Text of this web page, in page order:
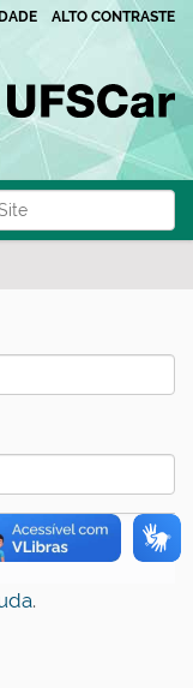
ALTO CONTRASTE
.